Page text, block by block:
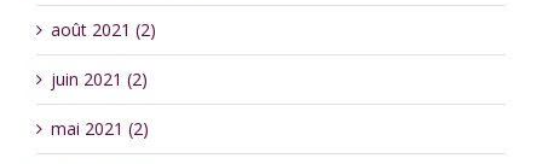
août 2021 (2)
juin 2021 (2)
mai 2021 (2)